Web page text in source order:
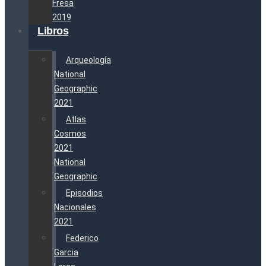
Fresa
2019
Libros
Arqueología
National
Geographic
2021
Atlas
Cosmos
2021
National
Geographic
Episodios
Nacionales
2021
Federico
Garcia